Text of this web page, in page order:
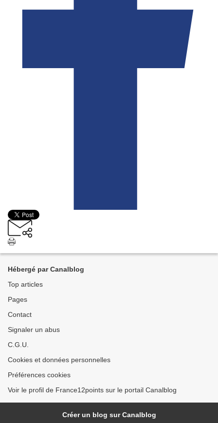
Hébergé par Canalblog
Top articles
Pages
Contact
Signaler un abus
C.G.U.
Cookies et données personnelles
Préférences cookies
Voir le profil de France12points sur le portail Canalblog
Créer un blog sur Canalblog